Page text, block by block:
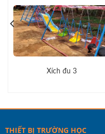
Xích đu 3
THIẾT BỊ TRƯỜNG HỌC